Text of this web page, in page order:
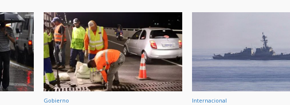
Gobierno Internacional